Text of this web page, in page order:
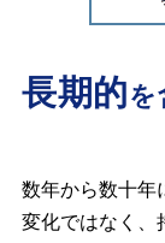
長期的を
数年から数十年
変化ではなく、